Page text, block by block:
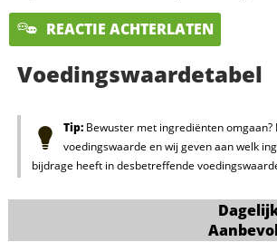
REACTIE ACHTERLATEN
Voedingswaardetabel
Tip:Bewuster met ingrediënten omgaan?
voedingswaarde en wij geven aan welk
bijdrage heeft in desbetreffende